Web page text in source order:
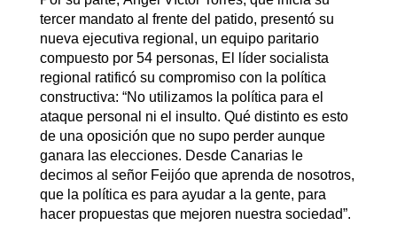
tercer mandato al frente del patido, presentó su
nueva ejecutiva regional, un equipo paritario
compuesto por 54 personas, El líder socialista
regional ratificó su compromiso con la política
constructiva: “No utilizamos la política para el
ataque personal ni el insulto. Qué distinto es esto
de una oposición que no supo perder aunque
ganara las elecciones. Desde Canarias le
decimos al señor Feijóo que aprenda de nosotros,
que la política es para ayudar a la gente, para
hacer propuestas que mejoren nuestra sociedad”.